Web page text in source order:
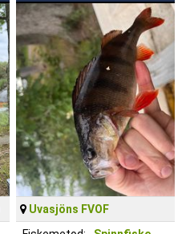
Uvasjöns FVOF